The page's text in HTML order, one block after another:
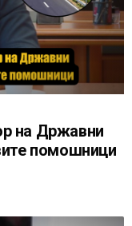
на Државни
помошници